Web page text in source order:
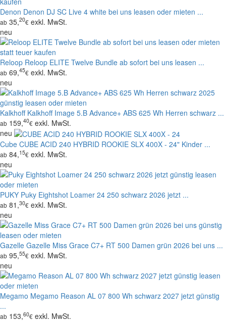
Denon Denon DJ SC Live 4 white bei uns leasen oder mieten ...
ab 35,20€ exkl. MwSt.
neu
Reloop Reloop ELITE Twelve Bundle ab sofort bei uns leasen ...
ab 69,45€ exkl. MwSt.
neu
Kalkhoff Kalkhoff Image 5.B Advance+ ABS 625 Wh Herren schwarz ...
ab 159,40€ exkl. MwSt.
neu
Cube CUBE ACID 240 HYBRID ROOKIE SLX 400X - 24" Kinder ...
ab 84,15€ exkl. MwSt.
neu
PUKY Puky Eightshot Loamer 24 250 schwarz 2026 jetzt ...
ab 81,30€ exkl. MwSt.
neu
Gazelle Gazelle Miss Grace C7+ RT 500 Damen grün 2026 bei uns ...
ab 95,55€ exkl. MwSt.
neu
Megamo Megamo Reason AL 07 800 Wh schwarz 2027 jetzt günstig
...
ab 153,60€ exkl. MwSt.